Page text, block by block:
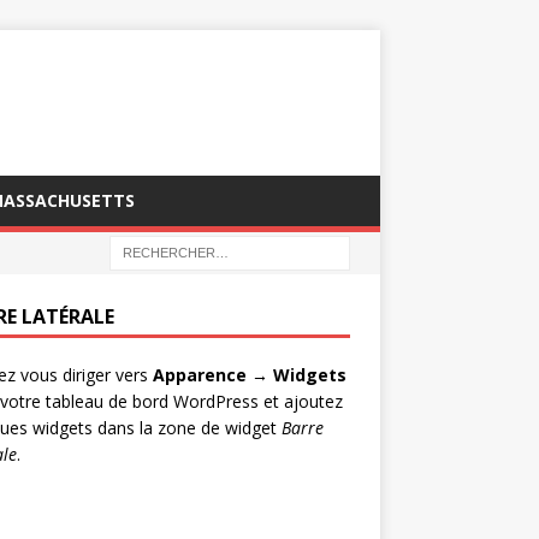
LATÉRALE
vous diriger vers Apparence → Widgets
tableau de bord WordPress et ajoutez
widgets dans la zone de widget Barre
.